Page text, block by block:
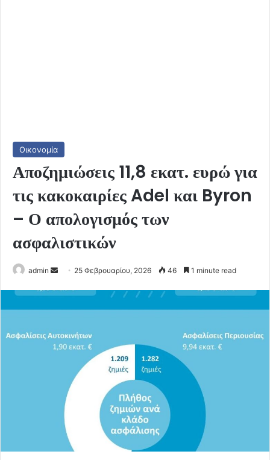
Οικονομία
Αποζημιώσεις 11,8 εκατ. ευρώ για
τις κακοκαιρίες Adel και Byron
– Ο απολογισμός των
ασφαλιστικών
admin
Send
email
25 Φεβρουαρίου, 2026 46 1 minute read